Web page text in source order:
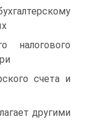
налогового
счета и
другими